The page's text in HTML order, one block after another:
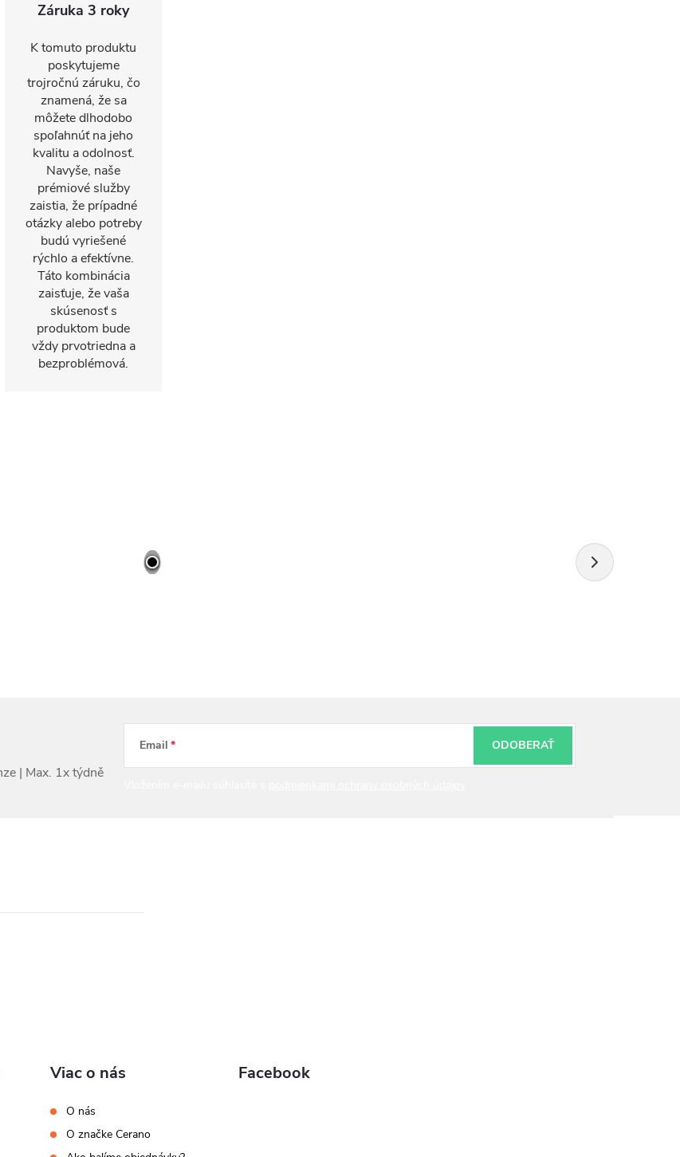
Záruka 3 roky
K tomuto produktu
poskytujeme
trojročnú záruku, čo
znamená, že sa
môžete dlhodobo
spoľahnúť na jeho
kvalitu a odolnosť.
Navyše, naše
prémiové služby
zaistia, že prípadné
otázky alebo potreby
budú vyriešené
rýchlo a efektívne.
Táto kombinácia
zaisťuje, že vaša
skúsenosť s
produktom bude
vždy prvotriedna a
bezproblémová.
Email ODOBERAŤ
Viac o nás
O nás
O značke Cerano
Facebook